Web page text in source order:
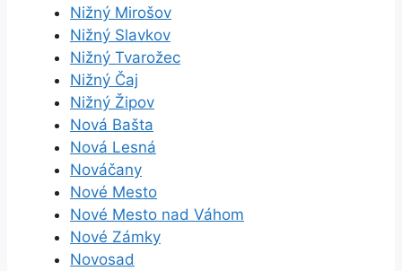
Nižný Mirošov
Nižný Slavkov
Nižný Tvarožec
Nižný Čaj
Nižný Žipov
Nová Bašta
Nová Lesná
Nováčany
Nové Mesto
Nové Mesto nad Váhom
Nové Zámky
Novosad